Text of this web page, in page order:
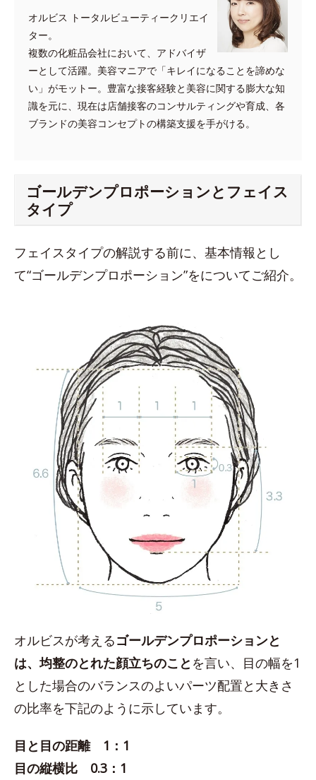
オルビス トータルビューティークリエイ
ター。
複数の化粧品会社において、アドバイザ
ーとして活躍。美容マニアで「キレイになることを諦めな
い」がモットー。豊富な接客経験と美容に関する膨大な知
識を元に、現在は店舗接客のコンサルティングや育成、各
ブランドの美容コンセプトの構築支援を手がける。
ゴールデンプロポーションとフェイス
タイプ
フェイスタイプの解説する前に、基本情報とし
て“ゴールデンプロポーション”をについてご紹介。
オルビスが考えるゴールデンプロポーションと
は、均整のとれた顔立ちのこと を言い、目の幅を1
とした場合のバランスのよいパーツ配置と大きさ
の比率を下記のように示しています。
目と目の距離 1：1
目の縦横比 0.3：1